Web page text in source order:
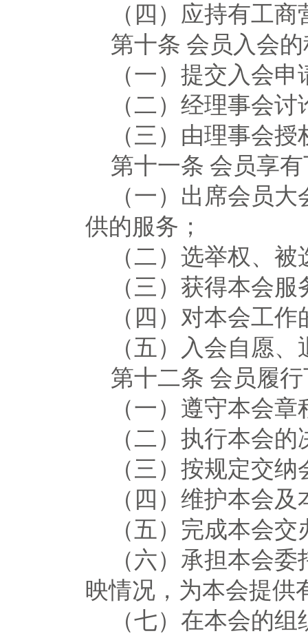
（四）应持有工
第十条 会员入会
（一）提交入会申
（二）经理事会
（三）由理事会
第十一条 会员享
（一）出席会员
供的服务；
（二）选举权、
（三）获得本会
（四）对本会工
（五）入会自愿
第十二条 会员履
（一）遵守本会章
（二）执行本会的
（三）按规定交纳
（四）维护本会
（五）完成本会
（六）承担本会
映情况，为本会提供
（七）在本会的